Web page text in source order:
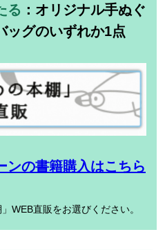
る ：オリジナル手ぬぐ
ッグのいずれか1点
の書籍購入はこちら
WEB直販をお選びください。